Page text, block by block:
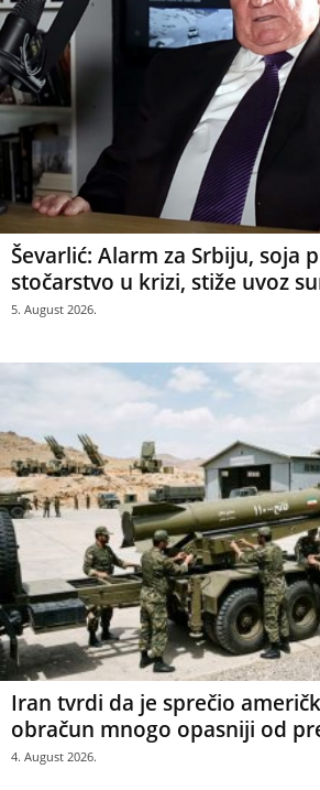
Ševarlić: Alarm za Srbiju, soja
stočarstvo u krizi, stiže uvoz
5. August 2026.
Iran tvrdi da je sprečio
obračun mnogo opasniji od
4. August 2026.